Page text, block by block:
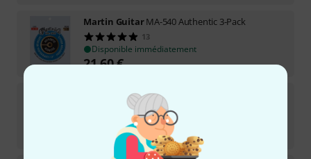
Martin GuitarMA-540 Authentic 3-Pack
13
Disponible immédiatement
21,60€
NB1253 Nickel Bronze Set
103
Disponible immédiatement
€